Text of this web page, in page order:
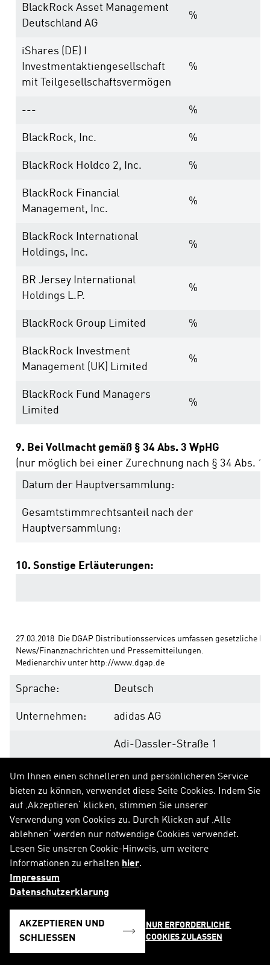
BlackRock Asset Management
Deutschland AG
%
iShares (DE) I
Investmentaktiengesellschaft
mit Teilgesellschaftsvermögen
%
--- %
BlackRock, Inc. %
BlackRock Holdco 2, Inc. %
BlackRock Financial
Management, Inc.
%
BlackRock International
Holdings, Inc.
%
BR Jersey International
Holdings L.P.
%
BlackRock Group Limited %
BlackRock Investment
Management (UK) Limited
%
BlackRock Fund Managers
Limited
%
9. Bei Vollmacht gemäß § 34 Abs. 3 WpHG
(nur möglich bei einer Zurechnung nach § 34 Abs. 1
Datum der Hauptversammlung:
Gesamtstimmrechtsanteil nach der
Hauptversammlung:
10. Sonstige Erläuterungen:
27.03.2018  Die DGAP Distributionsservices umfassen gesetzliche
News/Finanznachrichten und Pressemitteilungen.
Medienarchiv unter http://www.dgap.de
Sprache: Deutsch
Unternehmen: adidas AG
Adi-Dassler-Straße 1
91074 Herzogenaurach
Deutschland
Internet:
Ende der Mitteilung
Um Ihnen einen schnelleren und persönlicheren Service
bieten zu können, verwendet diese Seite Cookies. Indem Sie
auf ‚Akzeptieren‘ klicken, stimmen Sie unserer
Verwendung von Cookies zu. Durch Klicken auf ‚Alle
ablehnen‘ werden nur notwendige Cookies verwendet.
Lesen Sie unseren Cookie-Hinweis, um weitere
Informationen zu erhalten hier.
Impressum
Datenschutzerklarung
AKZEPTIEREN UND
SCHLIESSEN
NUR ERFORDERLICHE
COOKIES ZULASSEN